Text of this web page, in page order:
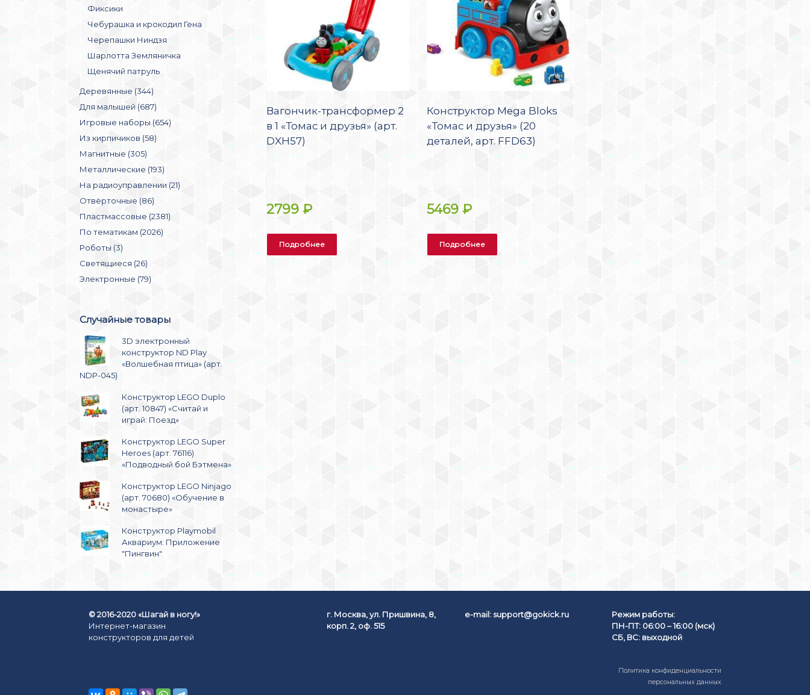
Вагончик-трансформер 2
в 1 «Томас и друзья» (арт.
DXH57)
2799₽
Подробнее
Конструктор Mega Bloks
«Томас и друзья» (20
деталей, арт. FFD63)
5469₽
Подробнее
Фиксики
Чебурашка и крокодил Гена
Черепашки Ниндзя
Шарлотта Земляничка
Щенячий патруль
Деревянные (344)
Для малышей (687)
Игровые наборы (654)
Из кирпичиков (58)
Магнитные (305)
Металлические (193)
На радиоуправлении (21)
Отвёрточные (86)
Пластмассовые (2381)
По тематикам (2026)
Роботы (3)
Светящиеся (26)
Электронные (79)
Случайные товары
3D электронный
конструктор ND Play
«Волшебная птица» (арт.
NDP-045)
Конструктор LEGO Duplo
(арт. 10847) «Считай и
играй: Поезд»
Конструктор LEGO Super
Heroes (арт. 76116)
«Подводный бой Бэтмена»
Конструктор LEGO Ninjago
(арт. 70680) «Обучение в
монастыре»
Конструктор Playmobil
Аквариум: Приложение
"Пингвин"
© 2016-2020 «Шагай в ногу!»
Интернет-магазин
конструкторов для детей
г. Москва, ул. Пришвина, 8,
корп. 2, оф. 515
e-mail: support@gokick.ru
Режим работы:
ПН-ПТ: 06:00 – 16:00 (мск)
СБ, ВС: выходной
Политика конфиденциальности
персональных данных